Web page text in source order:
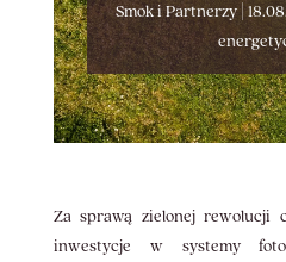
Smok i Partnerzy |
Za sprawą zielonej rewolucji
inwestycje w systemy